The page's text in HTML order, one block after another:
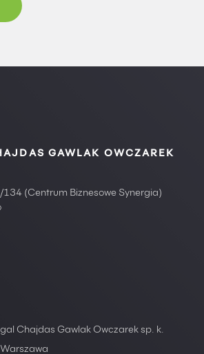
GAWLAK OWCZAREK
(Centrum Biznesowe Synergia)
Chajdas Gawlak Owczarek sp. k.